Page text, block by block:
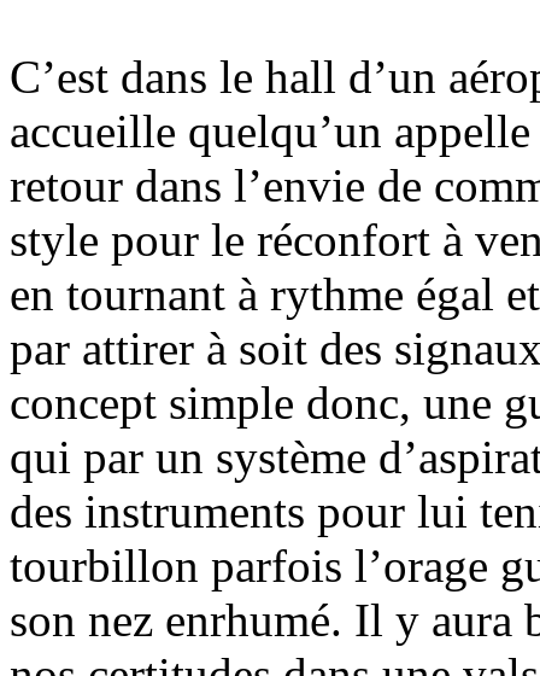
C’est dans le hall d’un
accueille quelqu’un
retour dans l’envie de
style pour le réconfort à
en tournant à rythme égal
par attirer à soit des
concept simple donc, une
qui par un système
des instruments pour lui
tourbillon parfois l’orage
son nez enrhumé. Il y aura